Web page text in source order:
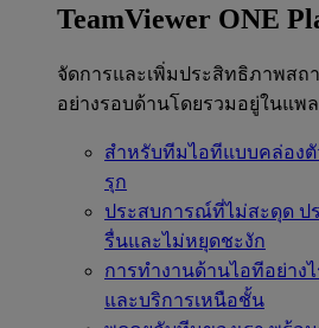
TeamViewer ONE
จัดการและเพิ่มประสิทธิภาพส
อย่างรอบด้านโดยรวมอยู่ในแพ
สำหรับทีมไอทีแบบคล่องตั
รุก
ประสบการณ์ที่ไม่สะดุด ป
รื่นและไม่หยุดชะงัก
การทำงานด้านไอทีอย่าง
และบริการเหนือชั้น